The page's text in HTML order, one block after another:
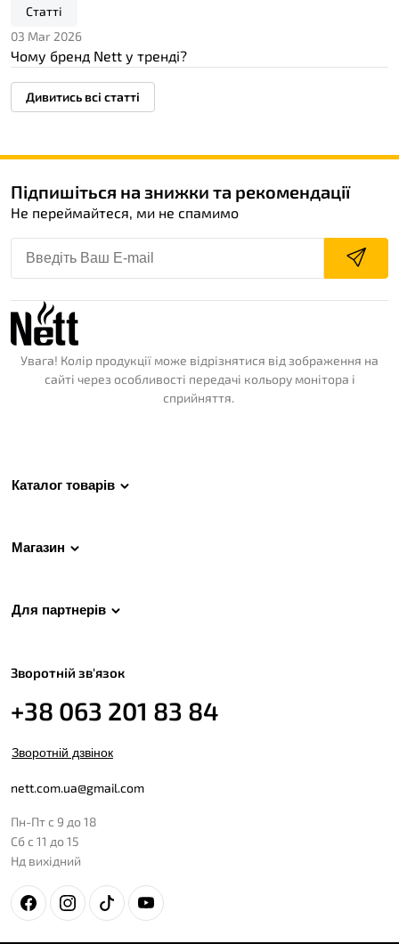
Статті
03 Mar 2026
Чому бренд Nett у тренді?
Дивитись всі статті
Підпишіться на знижки та рекомендації
Не переймайтеся, ми не спамимо
Увага! Колір продукції може відрізнятися від зображення на
сайті через особливості передачі кольору монітора і
сприйняття.
Каталог товарів
Магазин
Для партнерів
Зворотній зв'язок
+38 063 201 83 84
Зворотній дзвінок
nett.com.ua@gmail.com
Пн-Пт с 9 до 18
Сб с 11 до 15
Нд вихідний